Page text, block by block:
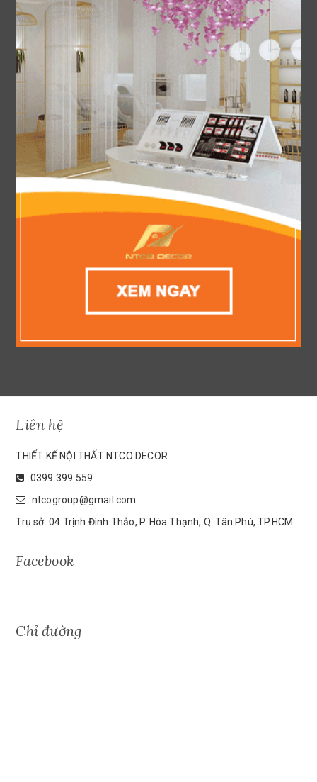
Liên hệ
THIẾT KẾ NỘI THẤT NTCO DECOR
0399.399.559
ntcogroup@gmail.com
Trụ sở: 04 Trịnh Đình Thảo, P. Hòa Thạnh, Q. Tân Phú, TP.HCM
Facebook
Chỉ đường